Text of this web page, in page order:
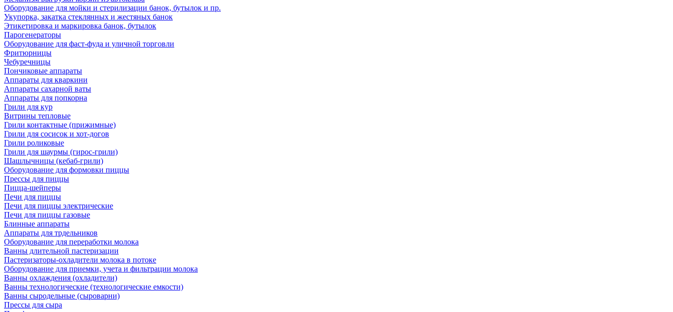
Оборудование для мойки и стерилизации банок, бутылок и пр.
Укупорка, закатка стеклянных и жестяных банок
Этикетировка и маркировка банок, бутылок
Парогенераторы
Оборудование для фаст-фуда и уличной торговли
Фритюрницы
Чебуречницы
Пончиковые аппараты
Аппараты для кваркини
Аппараты сахарной ваты
Аппараты для попкорна
Грили для кур
Витрины тепловые
Грили контактные (прижимные)
Грили для сосисок и хот-догов
Грили роликовые
Грили для шаурмы (гирос-грили)
Шашлычницы (кебаб-грили)
Оборудование для формовки пиццы
Прессы для пиццы
Пицца-шейперы
Печи для пиццы
Печи для пиццы электрические
Печи для пиццы газовые
Блинные аппараты
Аппараты для трдельников
Оборудование для переработки молока
Ванны длительной пастеризации
Пастеризаторы-охладители молока в потоке
Оборудование для приемки, учета и фильтрации молока
Ванны охлаждения (охладители)
Ванны технологические (технологические емкости)
Ванны сыродельные (сыроварни)
Прессы для сыра